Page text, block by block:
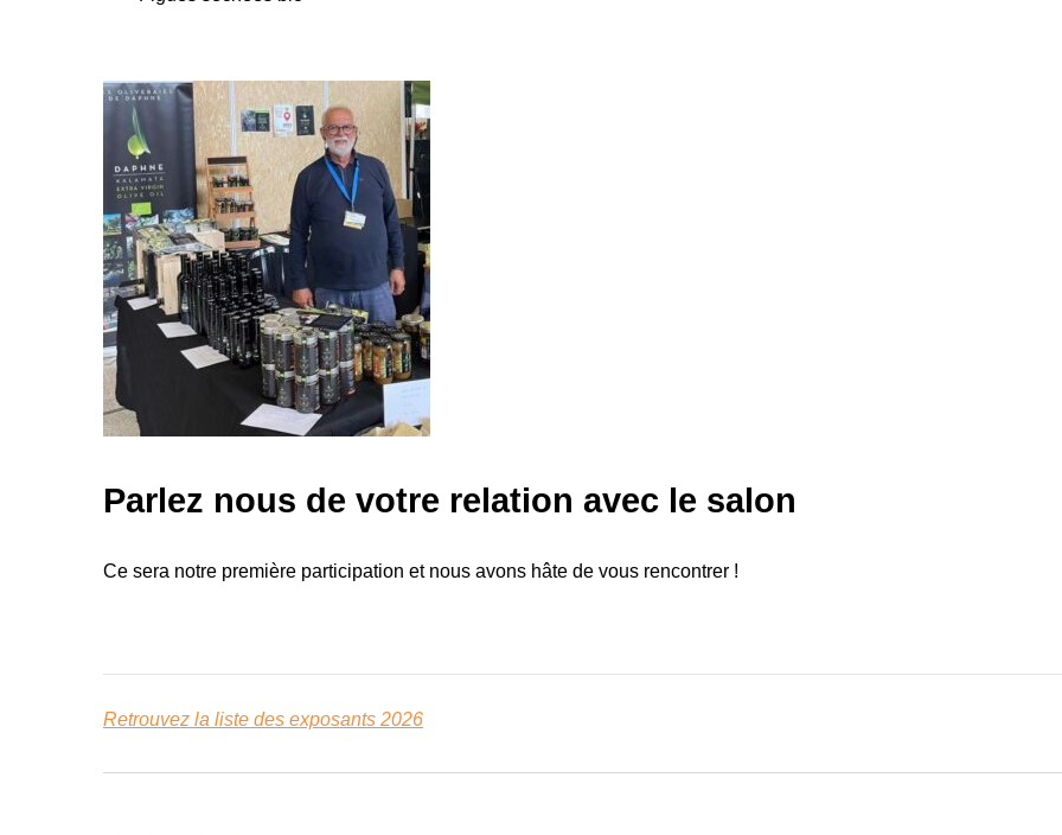
Parlez nous de votre relation avec le salon
Ce sera notre première participation et nous avons hâte de vous rencontrer !
Retrouvez la liste des exposants 2026